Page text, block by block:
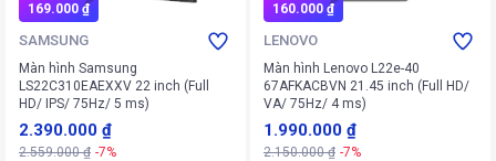
169.000 ₫
SAMSUNG
Màn hình Samsung
LS22C310EAEXXV 22 inch (Full
HD/ IPS/ 75Hz/ 5 ms)
2.390.000 ₫
2.559.000 ₫ -7%
160.000 ₫
LENOVO
Màn hình Lenovo L22e-40
67AFKACBVN 21.45 inch (Full HD/
VA/ 75Hz/ 4 ms)
1.990.000 ₫
2.150.000 ₫ -7%